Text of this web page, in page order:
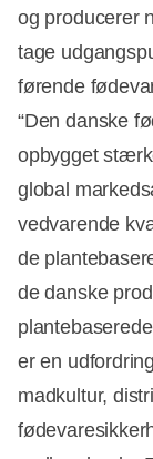
og producerer
tage
førende
“Den danske
opbygget
global
vedvarende
de
de danske
er en
madkultur,